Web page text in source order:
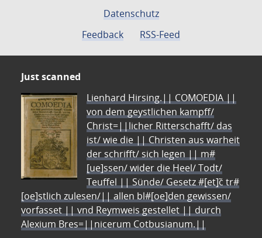
Datenschutz
Feedback
RSS-Feed
Just scanned
Lienhard Hirsing.|| COMOEDIA ||
von dem geystlichen kampff/
Christ=||licher Ritterschafft/ das
ist/ wie die || Christen aus warheit
der schrifft/ sich legen || m#
[ue]ssen/ wider die Heel/ Todt/
Teuffel || Sünde/ Gesetz #[et]c̃ tr#
[oe]stlich zulesen/|| allen bl#[oe]den gewissen/
vorfasset || vnd Reymweis gestellet || durch
Alexium Bres=||nicerum Cotbusianum.||